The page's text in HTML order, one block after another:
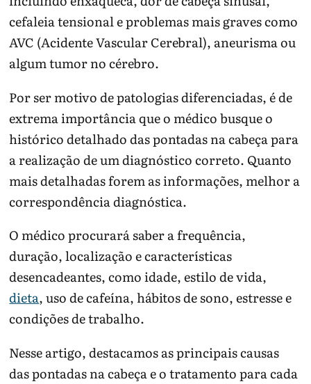
cefaleia tensional e problemas mais graves como
AVC (Acidente Vascular Cerebral), aneurisma ou
algum tumor no cérebro.
Por ser motivo de patologias diferenciadas, é de
extrema importância que o médico busque o
histórico detalhado das pontadas na cabeça para
a realização de um diagnóstico correto. Quanto
mais detalhadas forem as informações, melhor a
correspondência diagnóstica.
O médico procurará saber a frequência,
duração, localização e características
desencadeantes, como idade, estilo de vida,
dieta, uso de cafeína, hábitos de sono, estresse e
condições de trabalho.
Nesse artigo, destacamos as principais causas
das pontadas na cabeça e o tratamento para cada